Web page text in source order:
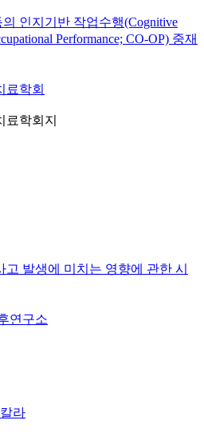
인지기반 작업수행(Cognitive
Performance; CO-OP) 중재
료학회
료학회지
발생에 미치는 영향에 관한 시
연구소
라